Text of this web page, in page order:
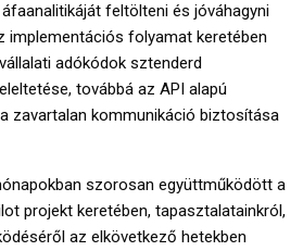
feltölteni és jóváhagyni
implementációs folyamat keretében
adókódok sztenderd
továbbá az API alapú
zavartalan kommunikáció biztosítása
szorosan együttműködött a
projekt keretében, tapasztalatainkról,
az elkövetkező hetekben